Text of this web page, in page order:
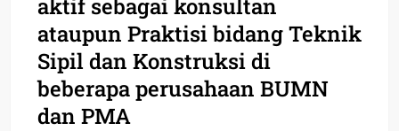
aktif sebagai konsultan
ataupun Praktisi bidang Teknik
Sipil dan Konstruksi di
beberapa perusahaan BUMN
dan PMA